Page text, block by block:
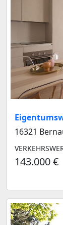
16321
143.000 €